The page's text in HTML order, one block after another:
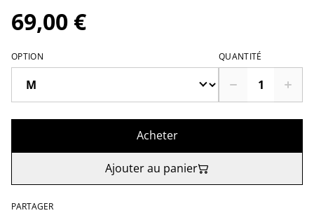
69,00 €
OPTION QUANTITÉ
Acheter
Ajouter au panier
PARTAGER